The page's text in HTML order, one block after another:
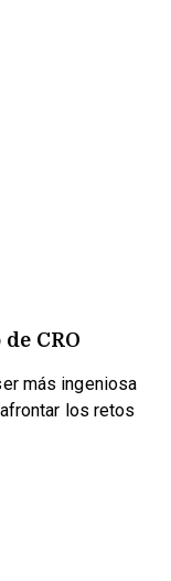
CRO
más ingeniosa
afrontar los retos